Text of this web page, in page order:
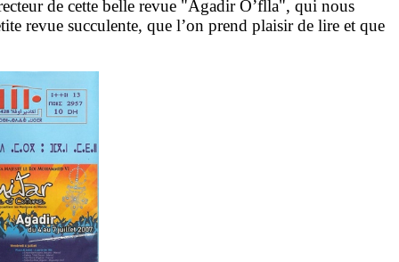
de cette belle revue "Agadir O’flla", qui nous
revue succulente, que l’on prend plaisir de lire et que